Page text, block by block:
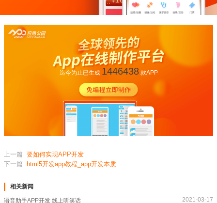
迄今为止已生成 1446438款APP
上一篇 要如何实现APP开发
下一篇
html5开发app教程_app开发本质
相关新闻
语音助手APP开发 线上听笑话 2021-03-17